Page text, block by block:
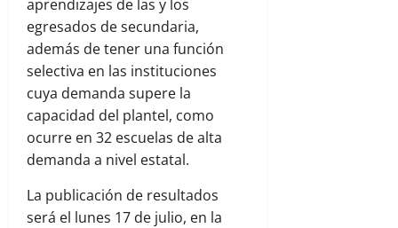
aprendizajes de las y los
egresados de secundaria,
además de tener una función
selectiva en las instituciones
cuya demanda supere la
capacidad del plantel, como
ocurre en 32 escuelas de alta
demanda a nivel estatal.
La publicación de resultados
será el lunes 17 de julio, en la